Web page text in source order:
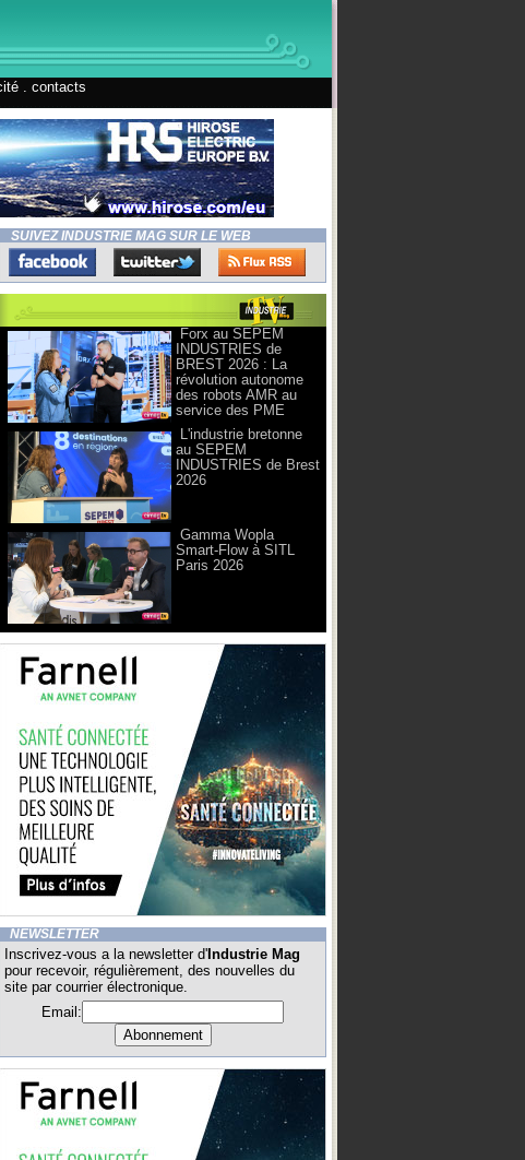
contacts
SUIVEZ INDUSTRIE MAG SUR LE WEB
Forx au SEPEM
INDUSTRIES de
BREST 2026 : La
révolution autonome
des robots AMR au
service des PME
L'industrie bretonne
au SEPEM
INDUSTRIES de Brest
2026
Gamma Wopla
Smart-Flow à SITL
Paris 2026
NEWSLETTER
Inscrivez-vous a la newsletter d' Industrie Mag
pour recevoir, régulièrement, des nouvelles du
site par courrier électronique.
Email: